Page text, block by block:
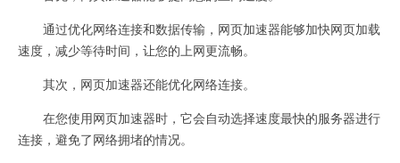
通过优化网络连接和数据传输，网页加速器能够加快网页加载
速度，减少等待时间，让您的上网更流畅。
其次，网页加速器还能优化网络连接。
在您使用网页加速器时，它会自动选择速度最快的服务器进行
连接，避免了网络拥堵的情况。